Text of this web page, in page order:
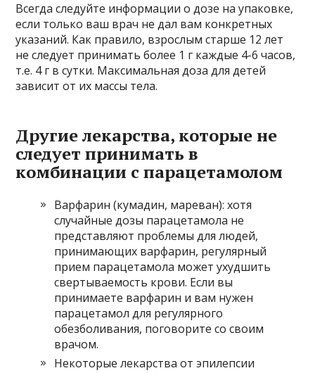
Всегда следуйте информации о дозе на упаковке,
если только ваш врач не дал вам конкретных
указаний. Как правило, взрослым старше 12 лет
не следует принимать более 1 г каждые 4-6 часов,
т.е. 4 г в сутки. Максимальная доза для детей
зависит от их массы тела.
Другие лекарства, которые не
следует принимать в
комбинации с парацетамолом
Варфарин (кумадин, мареван): хотя
случайные дозы парацетамола не
представляют проблемы для людей,
принимающих варфарин, регулярный
прием парацетамола может ухудшить
свертываемость крови. Если вы
принимаете варфарин и вам нужен
парацетамол для регулярного
обезболивания, поговорите со своим
врачом.
Некоторые лекарства от эпилепсии